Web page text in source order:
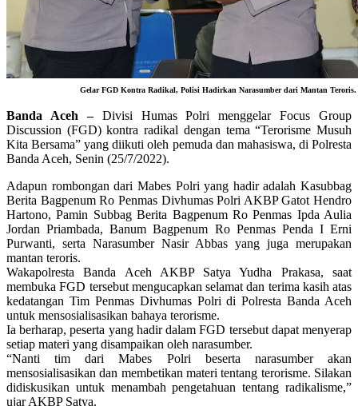
Gelar FGD Kontra Radikal, Polisi Hadirkan Narasumber dari Mantan Teroris.
Banda Aceh –Divisi Humas Polri menggelar Focus Group
Discussion (FGD) kontra radikal dengan tema “Terorisme Musuh
Kita Bersama” yang diikuti oleh pemuda dan mahasiswa, di Polresta
Banda Aceh, Senin (25/7/2022).
Adapun rombongan dari Mabes Polri yang hadir adalah Kasubbag
Berita Bagpenum Ro Penmas Divhumas Polri AKBP Gatot Hendro
Hartono, Pamin Subbag Berita Bagpenum Ro Penmas Ipda Aulia
Jordan Priambada, Banum Bagpenum Ro Penmas Penda I Erni
Purwanti, serta Narasumber Nasir Abbas yang juga merupakan
mantan teroris.
Wakapolresta Banda Aceh AKBP Satya Yudha Prakasa, saat
membuka FGD tersebut mengucapkan selamat dan terima kasih atas
kedatangan Tim Penmas Divhumas Polri di Polresta Banda Aceh
untuk mensosialisasikan bahaya terorisme.
Ia berharap, peserta yang hadir dalam FGD tersebut dapat menyerap
setiap materi yang disampaikan oleh narasumber.
“Nanti tim dari Mabes Polri beserta narasumber akan
mensosialisasikan dan membetikan materi tentang terorisme. Silakan
didiskusikan untuk menambah pengetahuan tentang radikalisme,”
ujar AKBP Satya.